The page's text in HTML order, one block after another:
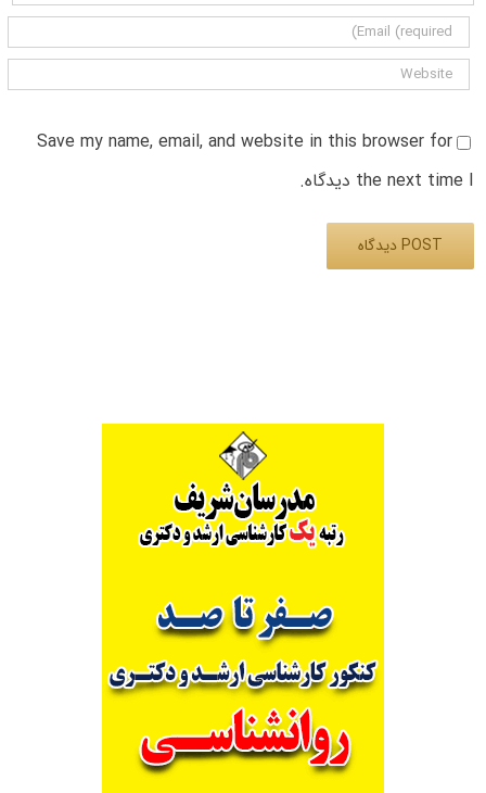
Save my name, email, and website in this browser for
the next time I دیدگاه.